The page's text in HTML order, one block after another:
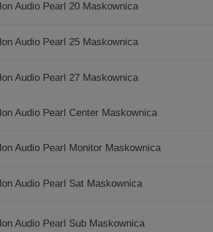
Audio Pearl 20 Maskownica
Audio Pearl 25 Maskownica
Audio Pearl 27 Maskownica
Audio Pearl Center Maskownica
Audio Pearl Monitor Maskownica
Audio Pearl Sat Maskownica
Audio Pearl Sub Maskownica